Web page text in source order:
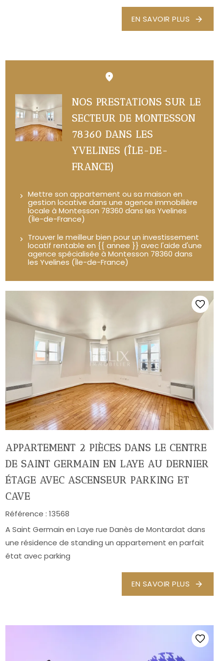
EN SAVOIR PLUS
NOS PRESTATIONS SUR LE
SECTEUR DE MONTESSON
78360 DANS LES
YVELINES (ÎLE-DE-
FRANCE)
Mettre son appartement ou sa maison en
gestion locative dans une agence immobilière
locale à Montesson 78360 dans les Yvelines
(Île-de-France)
Trouver le meilleur bien pour un investissement
locatif rentable en {{ annee }} avec l'aide d'une
agence spécialisée à Montesson 78360 dans
les Yvelines (Île-de-France)
APPARTEMENT 2 PIÈCES DANS LE CENTRE
DE SAINT GERMAIN EN LAYE AU DERNIER
ÉTAGE AVEC ASCENSEUR PARKING ET
CAVE
Référence :13568
A Saint Germain en Laye rue Danès de Montardat dans
une résidence de standing un appartement en parfait
état avec parking
EN SAVOIR PLUS